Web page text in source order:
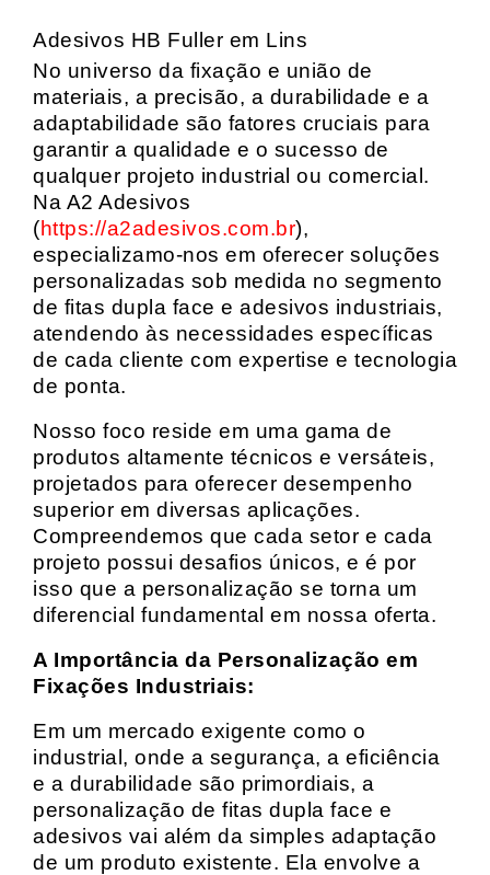
Adesivos HB Fuller em Lins
No universo da fixação e união de
materiais, a precisão, a durabilidade e a
adaptabilidade são fatores cruciais para
garantir a qualidade e o sucesso de
qualquer projeto industrial ou comercial.
Na A2 Adesivos
(https://a2adesivos.com.br),
especializamo-nos em oferecer soluções
personalizadas sob medida no segmento
de fitas dupla face e adesivos industriais,
atendendo às necessidades específicas
de cada cliente com expertise e tecnologia
de ponta.
Nosso foco reside em uma gama de
produtos altamente técnicos e versáteis,
projetados para oferecer desempenho
superior em diversas aplicações.
Compreendemos que cada setor e cada
projeto possui desafios únicos, e é por
isso que a personalização se torna um
diferencial fundamental em nossa oferta.
A Importância da Personalização em
Fixações Industriais:
Em um mercado exigente como o
industrial, onde a segurança, a eficiência
e a durabilidade são primordiais, a
personalização de fitas dupla face e
adesivos vai além da simples adaptação
de um produto existente. Ela envolve a